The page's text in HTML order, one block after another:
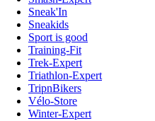
Sneak'In
Sneakids
Sport is good
Training-Fit
Trek-Expert
Triathlon-Expert
TripnBikers
Vélo-Store
Winter-Expert